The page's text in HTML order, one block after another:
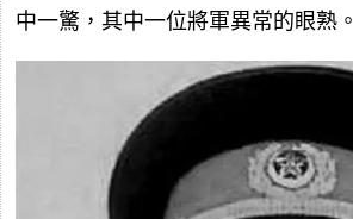
中一驚，其中一位將軍異常的眼熟。